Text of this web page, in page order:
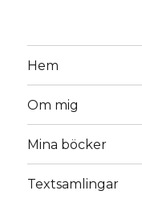
Hem
Om mig
Mina böcker
Textsamlingar